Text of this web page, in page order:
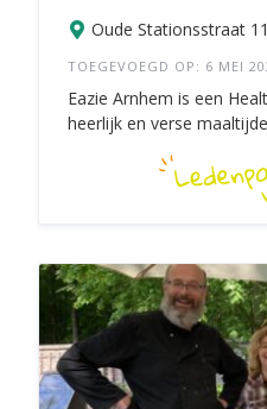
Oude Stationsstraat
TOEGEVOEGD OP: 6 MEI
Eazie Arnhem is een
heerlijk en verse